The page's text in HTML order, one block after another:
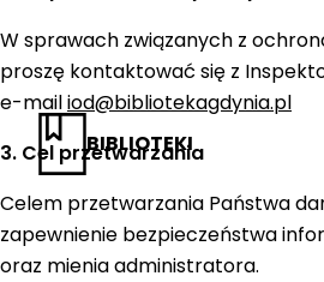
BIBLIOTEKI
W sprawach związanych z
proszę kontaktować się z
e-mailiod@bibliotekagdynia.pl
3. Cel przetwarzania
Celem przetwarzania Państwa
zapewnienie bezpieczeństwa
oraz mienia administratora.